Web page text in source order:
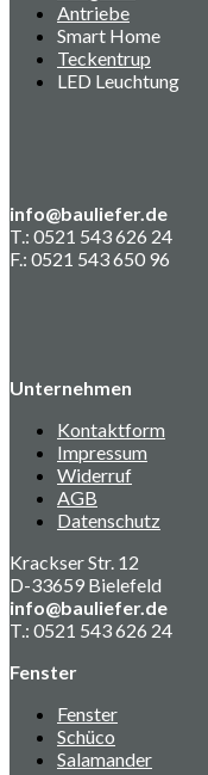
Antriebe
Smart Home
Teckentrup
LED Leuchtung
info@bauliefer.de
T.: 0521 543 626 24
F.: 0521 543 650 96
Unternehmen
Kontaktform
Impressum
Widerruf
AGB
Datenschutz
Krackser Str. 12
D-33659 Bielefeld
info@bauliefer.de
T.: 0521 543 626 24
Fenster
Fenster
Schüco
Salamander